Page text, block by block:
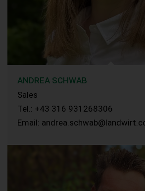
ANDREA SCHWAB
Sales
Tel.: +43 316 931268306
Email: